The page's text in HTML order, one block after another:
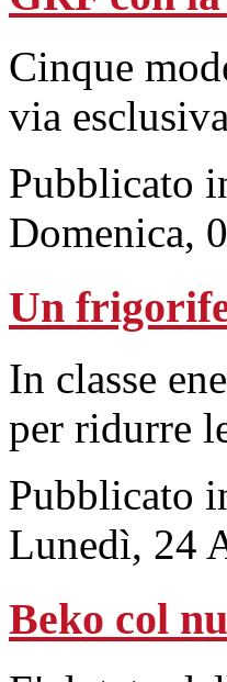
Cinque
via
Pubblicato
Domenica,
Un
In classe
per ridurre
Pubblicato
Lunedì, 24
Beko col